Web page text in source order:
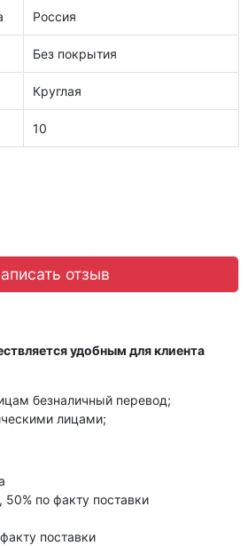
Россия
Без покрытия
Круглая
10
отзыв
удобным для клиента
безналичный перевод;
лицами;
50% по факту поставки
поставки